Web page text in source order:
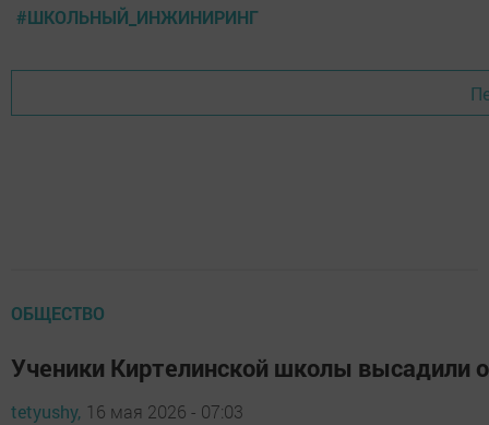
#ШКОЛЬНЫЙ_ИНЖИНИРИНГ
ОБЩЕСТВО
Ученики Киртелинской школы высадили
tetyushy, 16 мая 2026 - 07:03